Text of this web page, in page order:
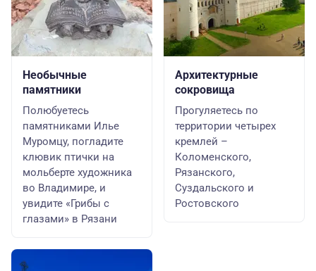
Необычные
памятники
Полюбуетесь
памятниками Илье
Муромцу, погладите
клювик птички на
мольберте художника
во Владимире, и
увидите «Грибы с
глазами» в Рязани
Архитектурные
сокровища
Прогуляетесь по
территории четырех
кремлей –
Коломенского,
Рязанского,
Суздальского и
Ростовского